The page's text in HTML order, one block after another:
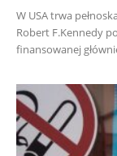
W USA trwa
Robert F.Kennedy
finansowanej